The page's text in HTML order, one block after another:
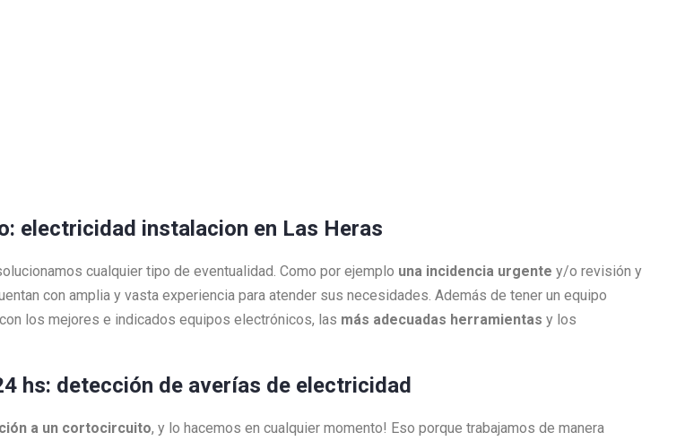
electricidad instalacion en Las Heras
cualquier tipo de eventualidad. Como por ejemplo una incidencia urgente y/o revisión y
con amplia y vasta experiencia para atender sus necesidades. Además de tener un equipo
los mejores e indicados equipos electrónicos, las más adecuadas herramientas y los
hs: detección de averías de electricidad
a un cortocircuito, y lo hacemos en cualquier momento! Eso porque trabajamos de manera